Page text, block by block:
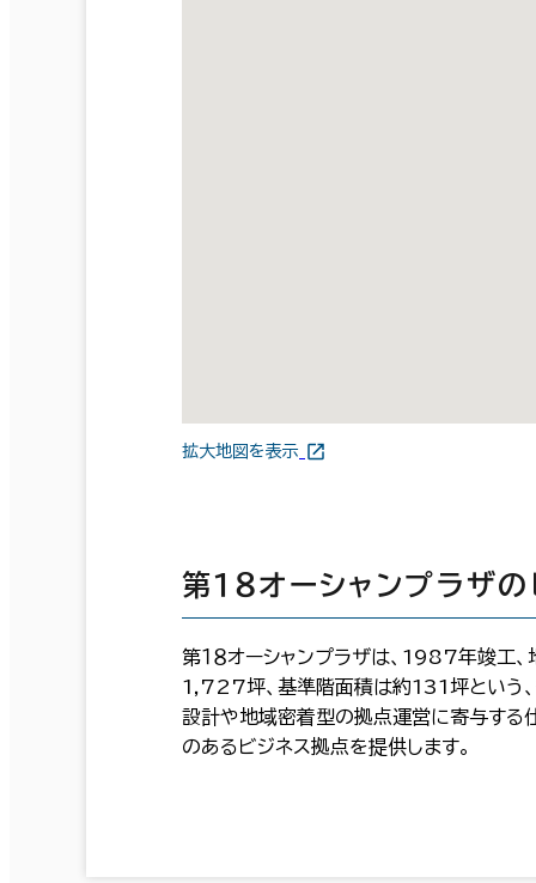
拡大地図を表示
第１８オーシャンプラザ
第１８オーシャンプラザは、1987年竣工
1,727坪、基準階面積は約131坪という、
設計や地域密着型の拠点運営に寄与する
のあるビジネス拠点を提供します。